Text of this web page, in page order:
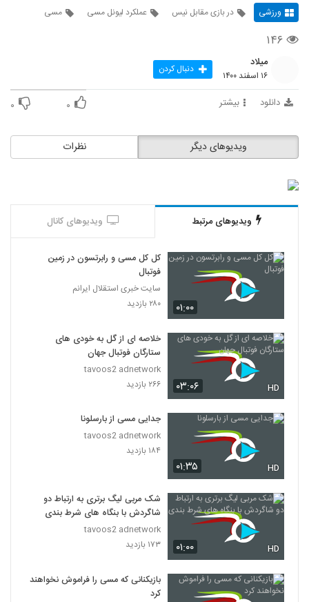
ورزشی در بازی مقابل نیس عملکرد لیونل مسی مسی
۱۴۶
میلاد
۱۶ اسفند ۱۴۰۰ دنبال کردن
دانلود بیشتر ۰ ۰
نظرات ویدیوهای دیگر
ویدیوهای مرتبط ویدیوهای کانال
۰۱:۰۰
کل کل مسی و رابرتسون در زمین
فوتبال
سایت خبری استقلال ایرانم
۲۸۰ بازدید
۰۳:۰۶ HD
خلاصه ای از گل به خودی های
ستارگان فوتبال جهان
tavoos2 adnetwork
۲۶۶ بازدید
۰۱:۳۵ HD
جدایی مسی از بارسلونا
tavoos2 adnetwork
۱۸۴ بازدید
۰۱:۰۰ HD
شک مربی لیگ برتری به ارتباط دو
شاگردش با بنگاه های شرط بندی
tavoos2 adnetwork
۱۷۳ بازدید
بازیکنانی که مسی را فراموش نخواهند
کرد